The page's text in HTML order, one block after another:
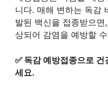
니다. 매해 변하는 독감
발된 백신을 접종받으
상되어 감염을 예방할
✅ 독감 예방접종으로 건
세요.